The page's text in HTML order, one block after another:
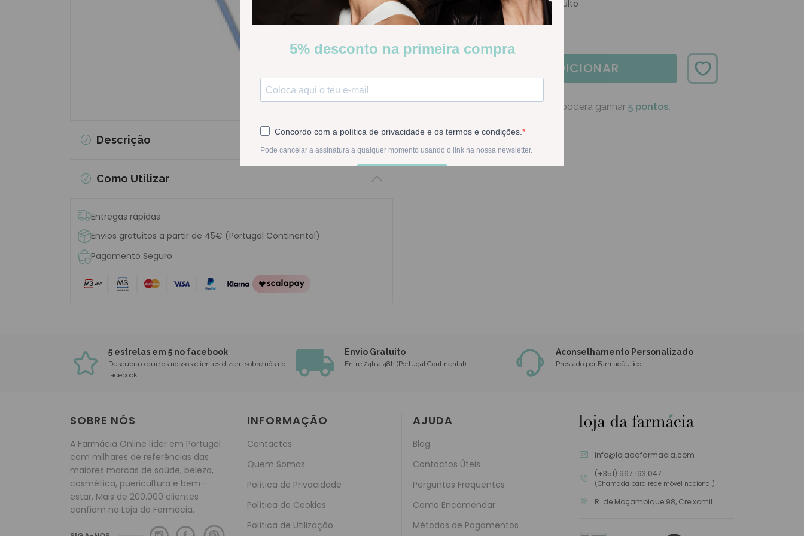
Descrição
Como Utilizar
Entregas rápidas
Envios gratuitos a partir de 45€ (Portugal Continental)
Pagamento Seguro
Elgydium Clinicx Esc Dent Orto Adulto
ADICIONAR
Na compra deste produto poderá ganhar 5 pontos.
5 estrelas em 5 no facebook
Descubra o que os nossos clientes dizem sobre nós no
facebook
Envio Gratuito
Entre 24h a 48h (Portugal Continental)
Aconselhamento Personalizado
Prestado por Farmacêutico
SOBRE NÓS
A Farmácia Online líder em Portugal
com milhares de referências das
maiores marcas de saúde, beleza,
cosmética, puericultura e bem-
estar. Mais de 200.000 clientes
confiam na Loja da Farmácia.
INFORMAÇÃO
Contactos
Quem Somos
Política de Privacidade
Política de Cookies
Política de Utilização
AJUDA
Blog
Contactos Úteis
Perguntas Frequentes
Como Encomendar
Métodos de Pagamentos
info@lojadafarmacia.com
(+351) 967 193 047
(Chamada para rede móvel nacional)
R. de Moçambique 98, Creixomil